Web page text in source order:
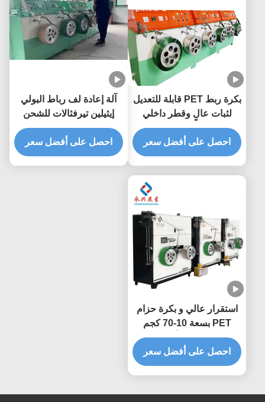
بكرة ربط PET قابلة للتعديل
لثبات عالٍ وقطر داخلي
يصل إلى 400 ملم
احصل على أفضل سعر
آلة إعادة لف رباط البولي
إيثيلين تيرفثالات للشحن
البحري بعرض 9-32 ملم
للتغليف عالي التحمل
احصل على أفضل سعر
استقرار عالي و بكرة حزام
PET بسعة 10-70 كجم
للشحن البحري بأفضل سعر
احصل على أفضل سعر